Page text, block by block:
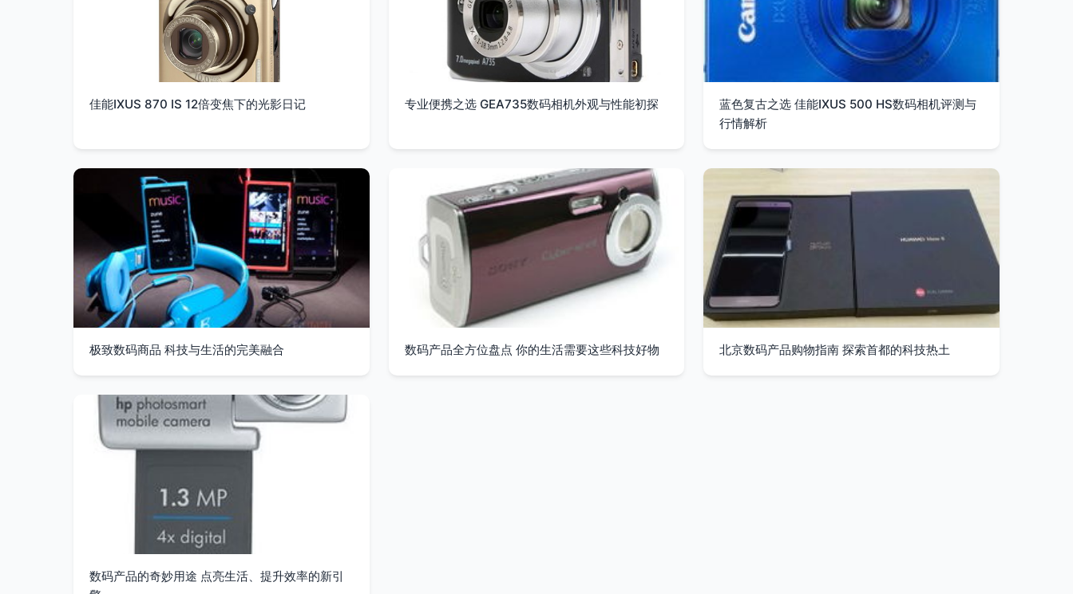
佳能IXUS 870 IS 12倍变焦下的光影日记 专业便携之选 GEA735数码相机外观与性能初探
蓝色复古之选 佳能IXUS 500 HS数码相机评测与
行情解析
极致数码商品 科技与生活的完美融合 数码产品全方位盘点 你的生活需要这些科技好物 北京数码产品购物指南 探索首都的科技热土
数码产品的奇妙用途 点亮生活、提升效率的新引